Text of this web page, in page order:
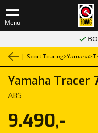
Menu
| Sport Touring>Yamaha>
Yamaha Tracer
ABS
9.490,-